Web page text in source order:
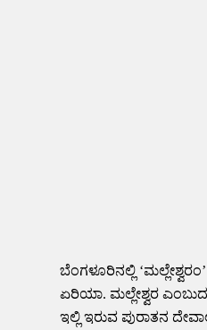
ಬೆಂಗಳೂರಿನಲ್ಲಿ
ಏರಿಯಾ. ಮಲ್ಲೇಶ್ವರ
ಇಲ್ಲಿ ಇರುವ ಪುರಾತನ